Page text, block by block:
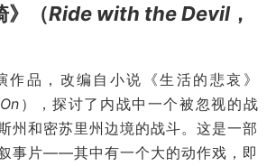
》（Ride with the Devil，
作品，改编自小说《生活的悲哀》
），探讨了内战中一个被忽视的战
州和密苏里州边境的战斗。这是一部
事片——其中有一个大的动作戏，即